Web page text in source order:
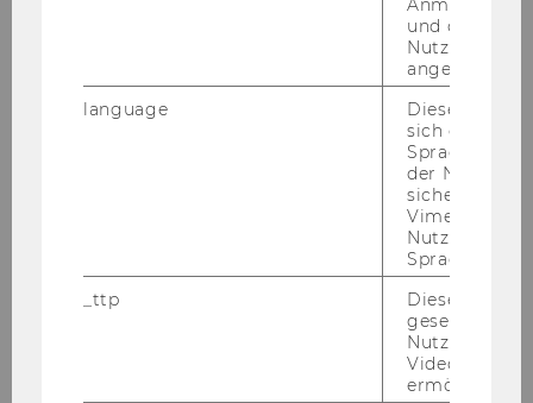
Leis­tung und sozial-​ökologische Ent­wick­
Glo­ba­le Stra­te­gie und Be­zie­hun­gen
zwi­schen Head­quar­ter und Toch­ter­ge­sell­
schaf­ten in mul­ti­na­tio­na­len Kon­zer­nen
In­ter­na­tio­na­li­sie­rungs­stra­te­gien: Vor­bo­
Räum­lich ex­pli­zi­te Nach­hal­tig­keits­be­
wer­tung von glo­ba­len Lie­fer­ket­ten
WIRTSCHAFTSFORSCHUNG UND CO
und ob sich
Nutzer*in
angemeldet
language
Dieses
sich die
der
Vimeo in der
Nutzer
Sprache
_ttp
Dieser
gesetzt, um
Nutzung des
Videoplayers
ermöglichen